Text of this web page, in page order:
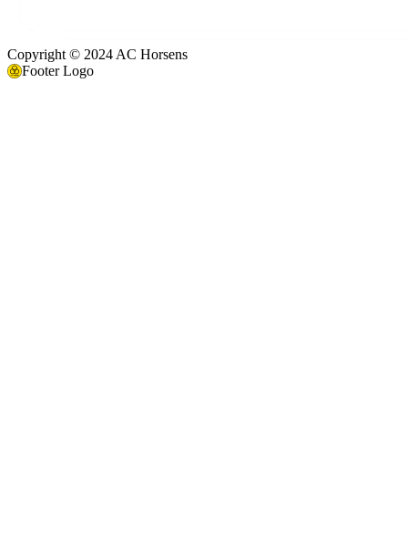
Copyright © 2024 AC Horsens
Footer Logo